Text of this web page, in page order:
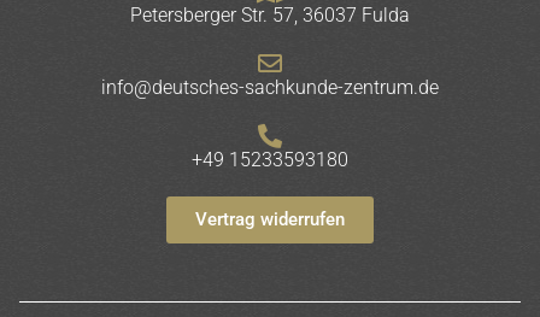
Petersberger Str. 57, 36037 Fulda
info@deutsches-sachkunde-zentrum.de
+49 15233593180
Vertrag widerrufen